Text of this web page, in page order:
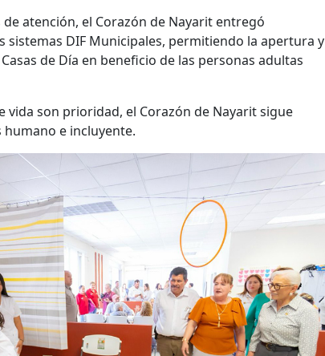
atención, el Corazón de Nayarit entregó
sistemas DIF Municipales, permitiendo la apertura y
de Día en beneficio de las personas adultas
vida son prioridad, el Corazón de Nayarit sigue
e incluyente.